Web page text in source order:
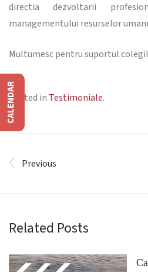
directia dezvoltarii
managementului resurselor
Multumesc pentru suportul
Posted in Testimoniale.
Previous
Related Posts
CALENDAR